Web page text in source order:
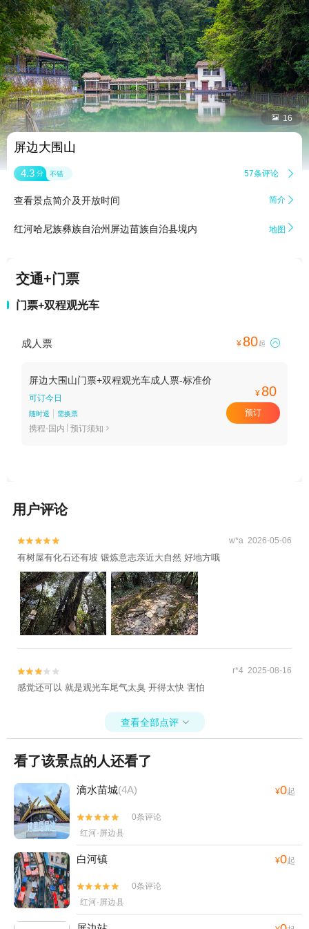
 16
屏边大围山
4.3 分 不错 57条评论 
查看景点简介及开放时间 简介 
红河哈尼族彝族自治州屏边苗族自治县境内 地图 
交通+门票
门票+双程观光车
成人票 ¥ 80起 
屏边大围山门票+双程观光车成人票-标准价
可订今日
随时退 需换票
携程-国内 预订须知 
¥ 80
预订
用户评论

 w*a 2026-05-06
有树屋有化石还有坡 锻炼意志亲近大自然 好地方哦

 r*4 2025-08-16
感觉还可以 就是观光车尾气太臭 开得太快 害怕
查看全部点评 
看了该景点的人还看了
滴水苗城(4A) ¥0起


0条评论
红河·屏边县
白河镇 ¥0起


0条评论
红河·屏边县
